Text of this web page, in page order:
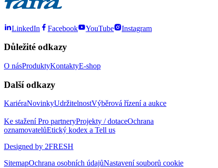
LinkedIn Facebook YouTube Instagram
Důležité odkazy
O násProduktyKontaktyE-shop
Další odkazy
KariéraNovinkyUdržitelnostVýběrová řízení a aukce
Ke staženíPro partneryProjekty / dotaceOchrana
oznamovatelůEtický kodex a Tell us
Designed by 2FRESH
SitemapOchrana osobních údajůNastavení souborů cookie